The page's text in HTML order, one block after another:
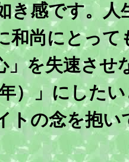
き感です。人
和尚にとって
」を失速させ
）」にした
トの念を抱い